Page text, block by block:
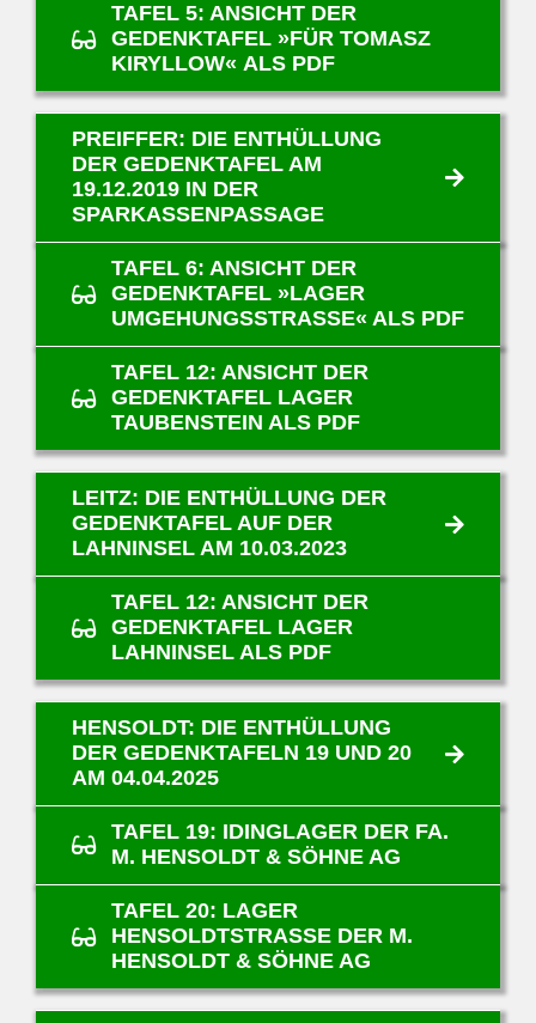
TAFEL 5: ANSICHT DER
GEDENKTAFEL »FÜR TOMASZ
KIRYLLOW« ALS PDF
PREIFFER: DIE ENTHÜLLUNG
DER GEDENKTAFEL AM
19.12.2019 IN DER
SPARKASSENPASSAGE
TAFEL 6: ANSICHT DER
GEDENKTAFEL »LAGER
UMGEHUNGSSTRASSE« ALS PDF
TAFEL 12: ANSICHT DER
GEDENKTAFEL LAGER
TAUBENSTEIN ALS PDF
LEITZ: DIE ENTHÜLLUNG DER
GEDENKTAFEL AUF DER
LAHNINSEL AM 10.03.2023
TAFEL 12: ANSICHT DER
GEDENKTAFEL LAGER
LAHNINSEL ALS PDF
HENSOLDT: DIE ENTHÜLLUNG
DER GEDENKTAFELN 19 UND 20
AM 04.04.2025
TAFEL 19: IDINGLAGER DER FA.
M. HENSOLDT & SÖHNE AG
TAFEL 20: LAGER
HENSOLDTSTRASSE DER M. H
ENSOLDT & SÖHNE AG